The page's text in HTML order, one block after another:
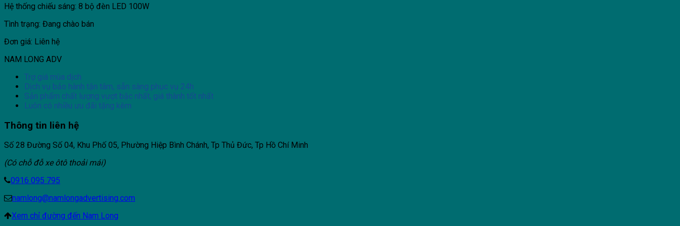
Hệ thống chiếu sáng: 8 bộ đèn LED 100W
Tình trạng: Đang chào bán
Đơn giá: Liên hệ
NAM LONG ADV
Trợ giá mùa dịch
Dịch vụ bảo hành tận tâm, sẵn sàng phục vụ 24h
Sản phẩm chất lượng vượt bậc nhất, giá thành tốt nhất
Luôn có nhiều ưu đãi tặng kèm
Thông tin liên hệ
Số 28 Đường Số 04, Khu Phố 05, Phường Hiệp Bình Chánh, Tp Thủ Đức, Tp Hồ Chí Minh
(Có chỗ đỗ xe ôtô thoải mái)
0916 095 795
namlong@namlongadvertising.com
Xem chỉ đường đến Nam Long